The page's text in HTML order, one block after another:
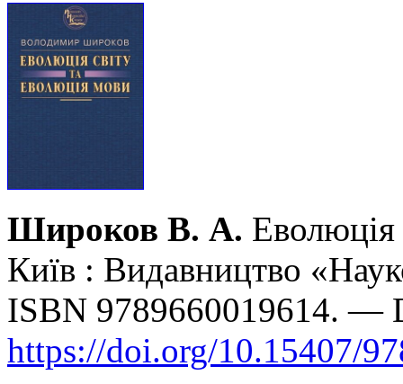
Широков В. А.
Київ : Видавництво
ISBN 9789660019614. —
https://doi.org/10.15407/